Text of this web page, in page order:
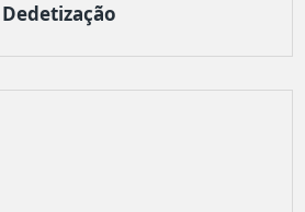
Dedetização